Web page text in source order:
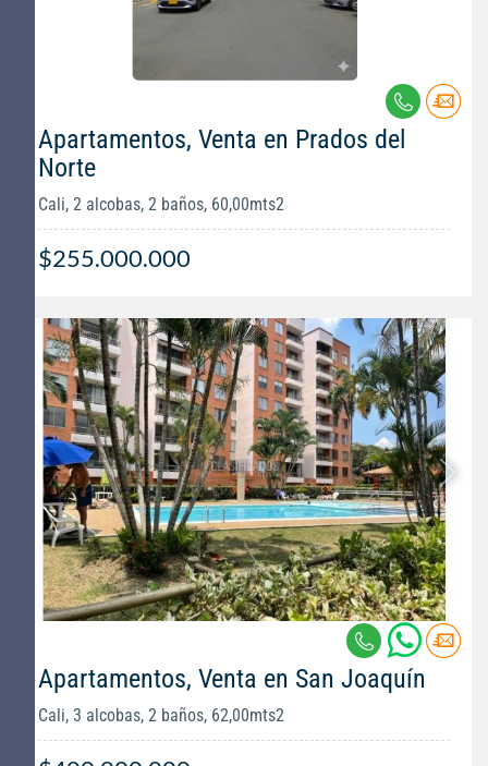
Apartamentos, Venta en Prados del
Norte
Cali, 2 alcobas, 2 baños, 60,00mts2
$255.000.000
Apartamentos, Venta en San Joaquín
Cali, 3 alcobas, 2 baños, 62,00mts2